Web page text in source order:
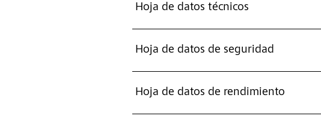
Hoja de datos técnicos
Hoja de datos de seguridad
Hoja de datos de rendimiento